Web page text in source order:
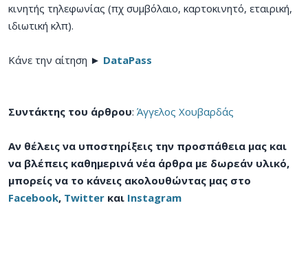
κινητής τηλεφωνίας (πχ συμβόλαιο, καρτοκινητό, εταιρική,
ιδιωτική κλπ).
Κάνε την αίτηση ► DataPass
Συντάκτης του άρθρου: Άγγελος Χουβαρδάς
Αν θέλεις να υποστηρίξεις την προσπάθεια μας και
να βλέπεις καθημερινά νέα άρθρα με δωρεάν υλικό,
μπορείς να το κάνεις ακολουθώντας μας στο
Facebook, Twitter και Instagram